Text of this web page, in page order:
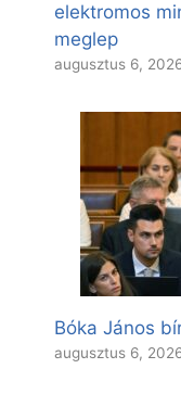
elektromos
meglep
augusztus 6,
Bóka János
augusztus 6,